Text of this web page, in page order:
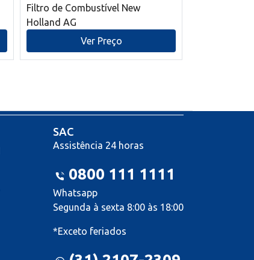
Filtro de Combustível New
Holland AG
Ver Preço
SAC
Assistência 24 horas
0800 111 1111
Whatsapp
Segunda à sexta 8:00 às 18:00
*Exceto feriados